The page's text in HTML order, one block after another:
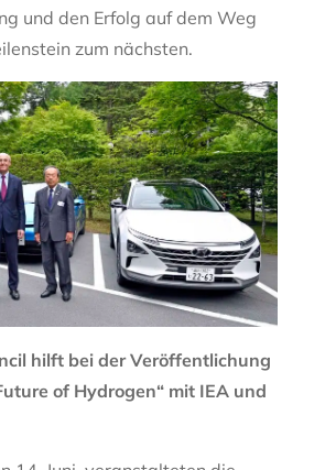
und den Erfolg auf dem Weg
zum nächsten.
hilft bei der Veröffentlichung
of Hydrogen“ mit IEA und